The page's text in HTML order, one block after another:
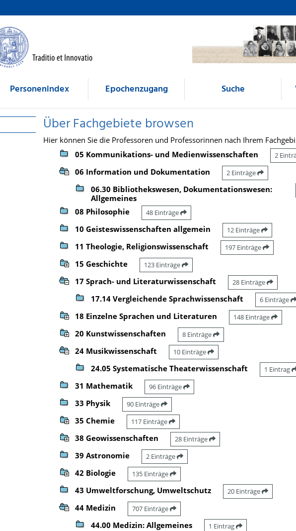
Personenindex Epochenzugang Suche
Über Fachgebiete browsen
Hier können Sie die Professoren und Professorinnen nach Ihrem
05 Kommunikations- und Medienwissenschaften
2
06 Information und Dokumentation 2 Einträge
06.30 Bibliothekswesen, Dokumentationswesen:
Allgemeines
08 Philosophie 48 Einträge
10 Geisteswissenschaften allgemein 12 Einträge
11 Theologie, Religionswissenschaft 197 Einträge
15 Geschichte 123 Einträge
17 Sprach- und Literaturwissenschaft 28 Einträge
17.14 Vergleichende Sprachwissenschaft 6 Einträge
18 Einzelne Sprachen und Literaturen 148 Einträge
20 Kunstwissenschaften 8 Einträge
24 Musikwissenschaft 10 Einträge
24.05 Systematische Theaterwissenschaft 1 Eintrag
31 Mathematik 96 Einträge
33 Physik 90 Einträge
35 Chemie 117 Einträge
38 Geowissenschaften 28 Einträge
39 Astronomie 2 Einträge
42 Biologie 135 Einträge
43 Umweltforschung, Umweltschutz 20 Einträge
44 Medizin 707 Einträge
44.00 Medizin: Allgemeines 1 Eintrag